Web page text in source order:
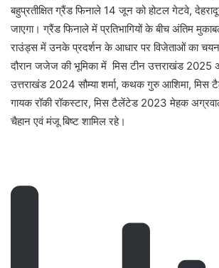
बहुप्रतीक्षित ग्रैंड फिनाले 14 जून को होटल गेटवे,
जाएगा। ग्रैंड फिनाले में प्रतिभागियों के बीच अंतिम
राउंड्स में उनके प्रदर्शन के आधार पर विजेताओं का चयन
दौरान जजेज की भूमिका में मिस टीन उत्तराखंड 2025
उत्तराखंड 2024 सौम्या शर्मा, कथक गुरु आशिमा, मिस
गायक रॉकी रॉकस्टार, मिस टैलेंटेड 2023 मेहक
चैहान एवं मंजू बिष्ट शामिल रहे।